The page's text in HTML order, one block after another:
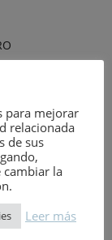
para mejorar
relacionada
de sus
cambiar la
Leer más